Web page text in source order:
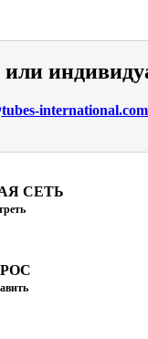
international.com
СЕТЬ